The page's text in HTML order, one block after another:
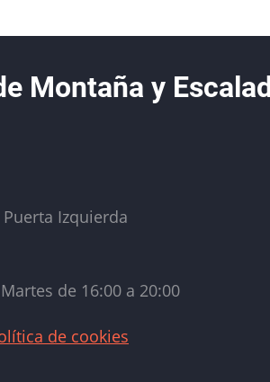
Montaña y
Puerta Izquierda
de 16:00 a 20:00
de cookies